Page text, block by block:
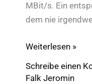
MBit/s. Ein
dem nie
Congstar
bis
Weiterlesen »
Schreibe einen
Falk Jeromin